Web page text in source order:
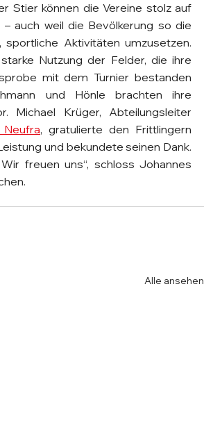
Stier können die Vereine stolz auf
auch weil die Bevölkerung so die
sportliche Aktivitäten umzusetzen.
Nutzung der Felder, die ihre
mit dem Turnier bestanden
und Hönle brachten ihre
Michael Krüger, Abteilungsleiter
Neufra, gratulierte den Frittlingern
und bekundete seinen Dank.
freuen uns“, schloss Johannes
Alle ansehen